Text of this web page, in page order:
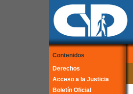
Contenidos
Derechos
Acceso a la Justicia
Boletín Oficial